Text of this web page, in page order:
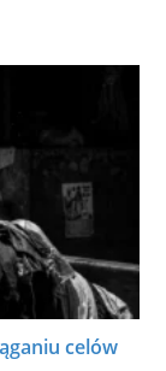
celów